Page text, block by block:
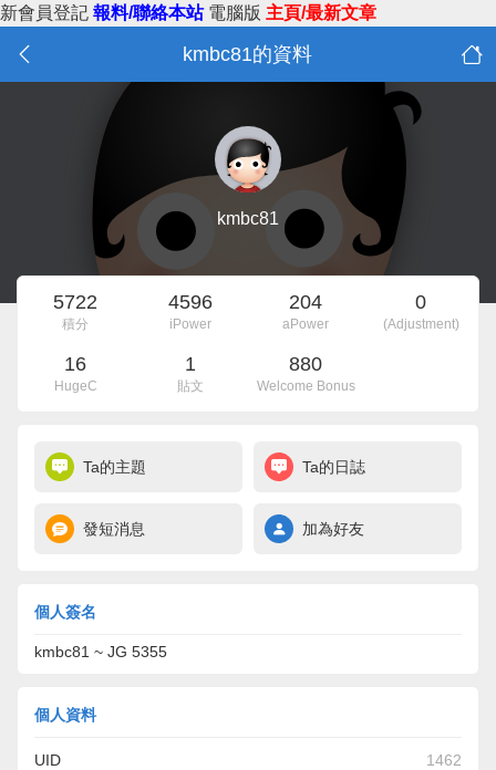
新會員登記 報料/聯絡本站 電腦版 主頁/最新文章
kmbc81的資料
kmbc81
5722
積分
4596
iPower
204
aPower
0
(Adjustment)
16
HugeC
1
貼文
880
Welcome Bonus
Ta的主題 Ta的日誌
發短消息 加為好友
個人簽名
kmbc81 ~ JG 5355
個人資料
UID 1462